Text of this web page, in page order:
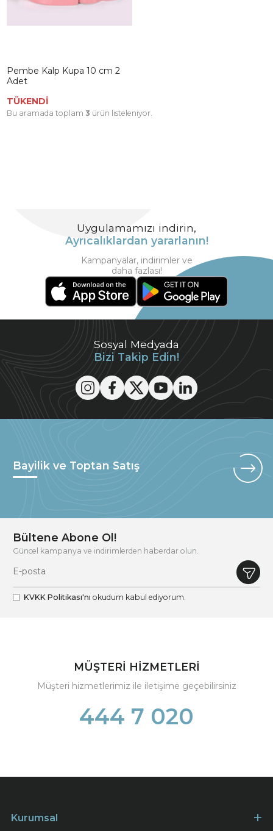
Pembe Kalp Kupa 10 cm 2
Adet
TÜKENDİ
Bu aramada toplam 3 ürün listeleniyor.
Sosyal Medyada
Bizi Takip Edin!
Uygulamamızı indirin,
Ayrıcalıklardan yararlanın!
Kampanyalar, indirimler ve
daha fazlası!
Bayilik ve Toptan Satış
Bültene Abone Ol!
Güncel kampanya ve indirimlerden haberdar olun.
KVKK Politikası'nı okudum kabul ediyorum.
MÜŞTERİ HİZMETLERİ
Müşteri hizmetlerimiz ile iletişime geçebilirsiniz
444 7 020
Kurumsal